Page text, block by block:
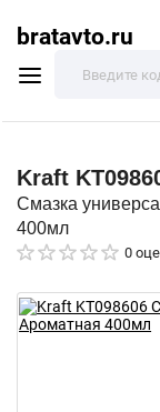
bratavto.ru
Kraft
Смазка
400мл
0